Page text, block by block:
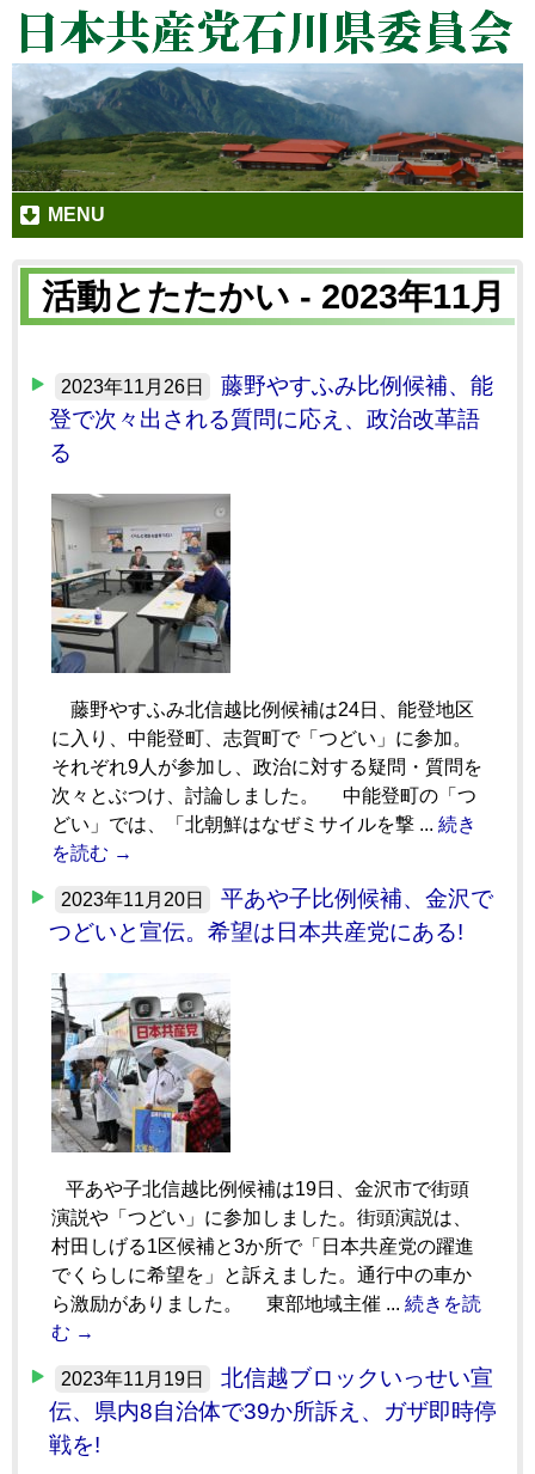
MENU
活動とたたかい - 2023年11月
2023年11月26日
藤野やすふみ比例候補、能
登で次々出される質問に応え、政治改革語
る
藤野やすふみ北信越比例候補は24日、能登地区
に入り、中能登町、志賀町で「つどい」に参加。
それぞれ9人が参加し、政治に対する疑問・質問を
次々とぶつけ、討論しました。 中能登町の「つ
どい」では、「北朝鮮はなぜミサイルを撃 ... 続き
を読む →
2023年11月20日
平あや子比例候補、金沢で
つどいと宣伝。希望は日本共産党にある!
平あや子北信越比例候補は19日、金沢市で街頭
演説や「つどい」に参加しました。街頭演説は、
村田しげる1区候補と3か所で「日本共産党の躍進
でくらしに希望を」と訴えました。通行中の車か
ら激励がありました。 東部地域主催 ... 続きを読
む →
2023年11月19日
北信越ブロックいっせい宣
伝、県内8自治体で39か所訴え、ガザ即時停
戦を!